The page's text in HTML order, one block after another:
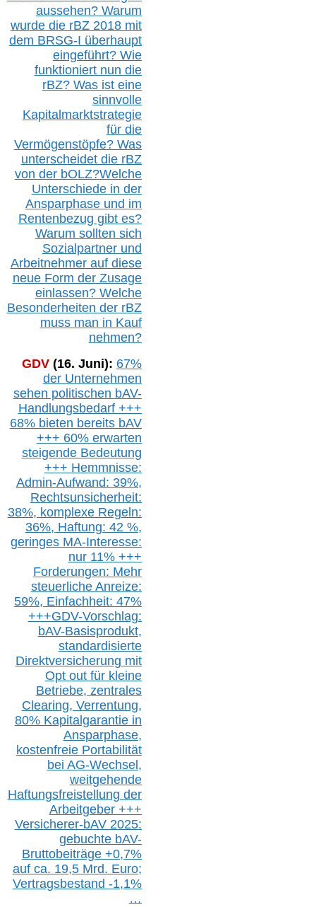
aussehen? Warum
wurde die rBZ2018 mit
dem BRSG-I überhaupt
eingeführt? Wie
funktioniert nun die
rBZ? Was ist eine
sinnvolle
Kapitalmarktstrategie
für die
Vermögenstöpfe? Was
unterscheidet die rBZ
von der bOLZ?Welche
Unterschiede in der
Ansparphase und im
Rentenbezug gibt es?
Warum sollten sich
Sozialpartner und
Arbeitnehmer auf diese
neue Form der Zusage
einlassen? Welche
Besonderheiten der rBZ
muss man in Kauf
nehmen?
GDV (16. Juni): 67%
der Unternehmen
sehen politischen bAV-
Handlungsbedarf +++
68% bieten bereits bAV
+++ 60% erwarten
steigende Bedeutung
+++ Hemmnisse:
Admin-Aufwand: 39%,
Rechtsunsicherheit:
38%, komplexe Regeln:
36%, Haftung: 42 %,
geringes MA-Interesse:
nur 11% +++
Forderungen: Mehr
steuerliche Anreize:
59%, Einfachheit: 47%
+++GDV-Vorschlag:
bAV-Basisprodukt,
standardisierte
Direktversicherung mit
Opt outfür kleine
Betriebe, zentrales
Clearing, Verrentung,
80% Kapitalgarantie in
Ansparphase,
kostenfreie Portabilität
bei AG-Wechsel,
weitgehende
Haftungsfreistellung der
Arbeitgeber +++
Versicherer-bAV2025:
gebuchte bAV-
Bruttobeiträge +0,7%
auf ca. 19,5 Mrd. Euro;
Vertragsbestand -1,1%
…